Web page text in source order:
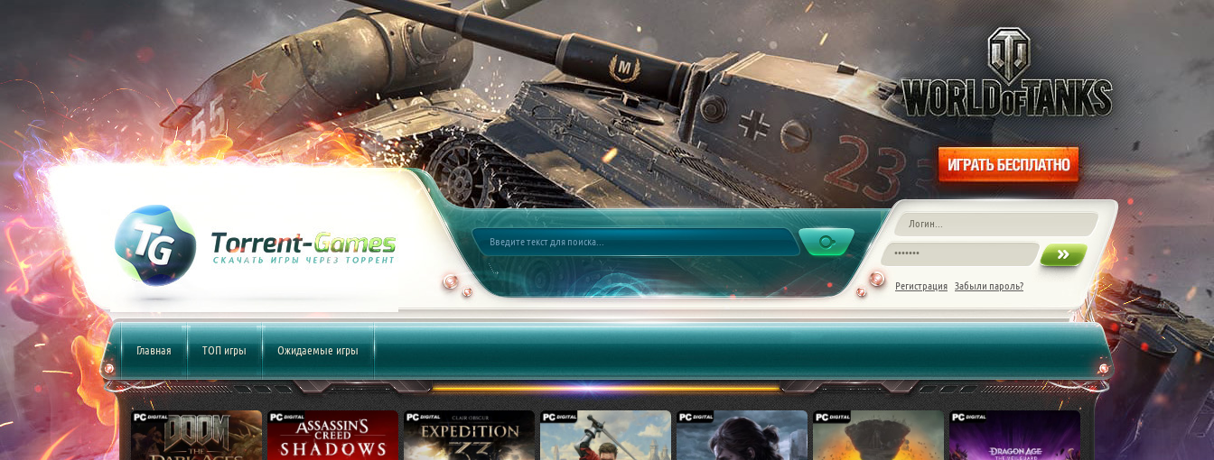
Регистрация Забыли пароль?
Главная ТОП игры Ожидаемые игры